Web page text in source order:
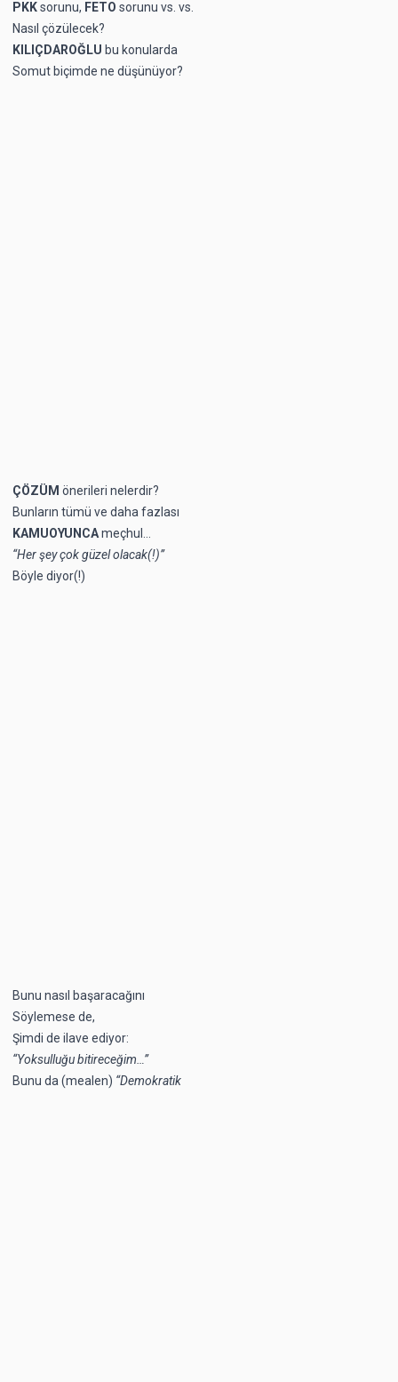
PKKsorunu, FETO sorunu vs. vs.
Nasıl çözülecek?
KILIÇDAROĞLU bu konularda
Somut biçimde ne düşünüyor?
ÇÖZÜM önerileri nelerdir?
Bunların tümü ve daha fazlası
KAMUOYUNCAmeçhul…
“Her şey çok güzel olacak(!)”
Böyle diyor(!)
Bunu nasıl başaracağını
Söylemese de,
Şimdi de ilave ediyor:
“Yoksulluğu bitireceğim…”
Bunu da (mealen) “Demokratik